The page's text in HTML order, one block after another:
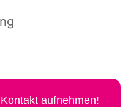
aufnehmen!